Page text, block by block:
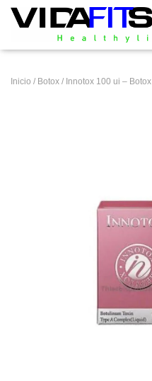
Inicio / Botox / Innotox 100 ui – Botox